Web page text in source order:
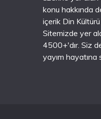
konu hakkında
içerik Din
Sitemizde yer
4500+'dır. Siz
yayım hayatına